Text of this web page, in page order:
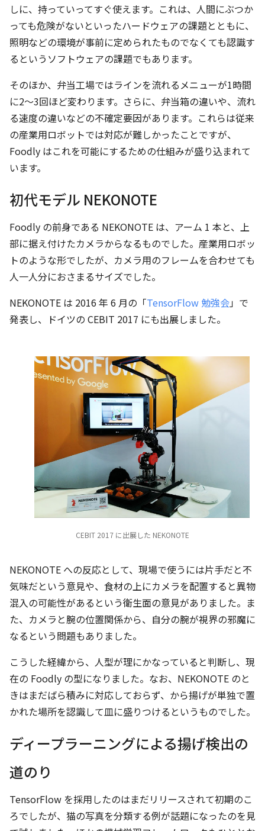
しに、持っていってすぐ使えます。これは、人間にぶつか
っても危険がないといったハードウェアの課題とともに、
照明などの環境が事前に定められたものでなくても認識す
るというソフトウェアの課題でもあります。
そのほか、弁当工場ではラインを流れるメニューが1時間
に2〜3回ほど変わります。さらに、弁当箱の違いや、流れ
る速度の違いなどの不確定要因があります。これらは従来
の産業用ロボットでは対応が難しかったことですが、
Foodly はこれを可能にするための仕組みが盛り込まれて
います。
初代モデル NEKONOTE
Foodly の前身である NEKONOTE は、アーム 1 本と、上
部に据え付けたカメラからなるものでした。産業用ロボッ
トのような形でしたが、カメラ用のフレームを合わせても
人一人分におさまるサイズでした。
NEKONOTE は 2016 年 6 月の「TensorFlow 勉強会」で
発表し、ドイツの CEBIT 2017 にも出展しました。
CEBIT 2017 に出展した NEKONOTE
NEKONOTE への反応として、現場で使うには片手だと不
気味だという意見や、食材の上にカメラを配置すると異物
混入の可能性があるという衛生面の意見がありました。ま
た、カメラと腕の位置関係から、自分の腕が視界の邪魔に
なるという問題もありました。
こうした経緯から、人型が理にかなっていると判断し、現
在の Foodly の型になりました。なお、NEKONOTE のと
きはまだばら積みに対応しておらず、から揚げが単独で置
かれた場所を認識して皿に盛りつけるというものでした。
ディープラーニングによる揚げ検出の
道のり
TensorFlow を採用したのはまだリリースされて初期のこ
ろでしたが、猫の写真を分類する例が話題になったのを見